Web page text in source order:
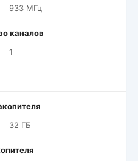
933 МГц
каналов
1
32 ГБ